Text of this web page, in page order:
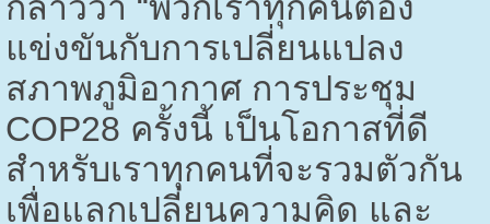
กล่าวว่า “พวกเราทุกคนต้อง
แข่งขันกับการเปลี่ยนแปลง
สภาพภูมิอากาศ การประชุม
COP28 ครั้งนี้ เป็นโอกาสที่ดี
สำหรับเราทุกคนที่จะรวมตัวกัน
เพื่อแลกเปลี่ยนความคิด และ